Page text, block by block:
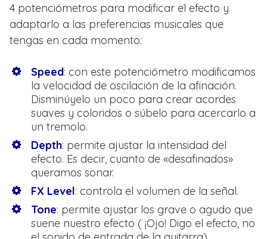
4 potenciómetros para modificar el efecto y
adaptarlo a las preferencias musicales que
tengas en cada momento:
Speed: con este potenciómetro modificamos
la velocidad de oscilación de la afinación.
Disminúyelo un poco para crear acordes
suaves y coloridos o súbelo para acercarlo a
un tremolo.
Depth: permite ajustar la intensidad del
efecto. Es decir, cuanto de «desafinados»
queramos sonar.
FX Level: controla el volumen de la señal.
Tone: permite ajustar los grave o agudo que
suene nuestro efecto ( ¡Ojo! Digo el efecto, no